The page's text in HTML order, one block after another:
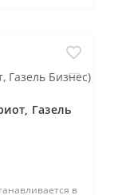
Газель
в